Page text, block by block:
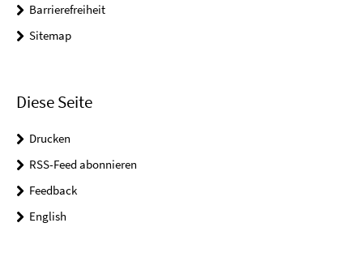
Barrierefreiheit
Sitemap
Diese Seite
Drucken
RSS-Feed abonnieren
Feedback
English